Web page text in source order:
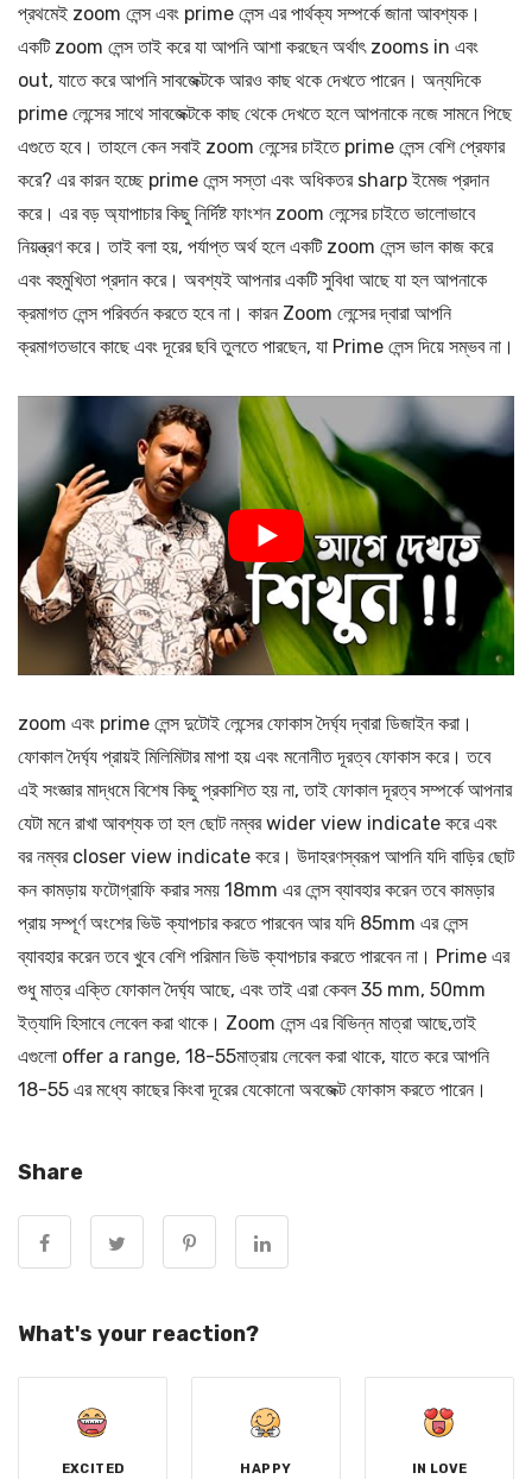
প্রথমেই zoom লেন্স এবং prime লেন্স এর পার্থক্য সম্পর্কে জানা আবশ্যক।
একটি zoom লেন্স তাই করে যা আপনি আশা করছেন অর্থাৎ zooms in এবং
out, যাতে করে আপনি সাবজেক্টকে আরও কাছ থকে দেখতে পারেন। অন্যদিকে
prime লেন্সের সাথে সাবজেক্টকে কাছ থেকে দেখতে হলে আপনাকে নজে সামনে পিছে
এগুতে হবে। তাহলে কেন সবাই zoom লেন্সের চাইতে prime লেন্স বেশি প্রেফার
করে? এর কারন হচ্ছে prime লেন্স সস্তা এবং অধিকতর sharp ইমেজ প্রদান
করে। এর বড় অ্যাপাচার কিছু নির্দিষ্ট ফাংশন zoom লেন্সের চাইতে ভালোভাবে
নিয়ন্ত্রণ করে। তাই বলা হয়, পর্যাপ্ত অর্থ হলে একটি zoom লেন্স ভাল কাজ করে
এবং বহুমুখিতা প্রদান করে। অবশ্যই আপনার একটি সুবিধা আছে যা হল আপনাকে
ক্রমাগত লেন্স পরিবর্তন করতে হবে না। কারন Zoom লেন্সের দ্বারা আপনি
ক্রমাগতভাবে কাছে এবং দূরের ছবি তুলতে পারছেন, যা Prime লেন্স দিয়ে সম্ভব না।
zoom এবং prime লেন্স দুটোই লেন্সের ফোকাস দৈর্ঘ্য দ্বারা ডিজাইন করা।
ফোকাল দৈর্ঘ্য প্রায়ই মিলিমিটার মাপা হয় এবং মনোনীত দূরত্ব ফোকাস করে। তবে
এই সংজ্ঞার মাদ্ধমে বিশেষ কিছু প্রকাশিত হয় না, তাই ফোকাল দূরত্ব সম্পর্কে আপনার
যেটা মনে রাখা আবশ্যক তা হল ছোট নম্বর wider view indicate করে এবং
বর নম্বর closer view indicate করে। উদাহরণস্বরূপ আপনি যদি বাড়ির ছোট
কন কামড়ায় ফটোগ্রাফি করার সময় 18mm এর লেন্স ব্যাবহার করেন তবে কামড়ার
প্রায় সম্পূর্ণ অংশের ভিউ ক্যাপচার করতে পারবেন আর যদি 85mm এর লেন্স
ব্যাবহার করেন তবে খুবে বেশি পরিমান ভিউ ক্যাপচার করতে পারবেন না। Prime এর
শুধু মাত্র এক্তি ফোকাল দৈর্ঘ্য আছে, এবং তাই এরা কেবল 35 mm, 50mm
ইত্যাদি হিসাবে লেবেল করা থাকে। Zoom লেন্স এর বিভিন্ন মাত্রা আছে,তাই
এগুলো offer a range, 18-55মাত্রায় লেবেল করা থাকে, যাতে করে আপনি
18-55 এর মধ্যে কাছের কিংবা দূরের যেকোনো অবজেক্ট ফোকাস করতে পারেন।
Share
What's your reaction?
EXCITED HAPPY IN LOVE